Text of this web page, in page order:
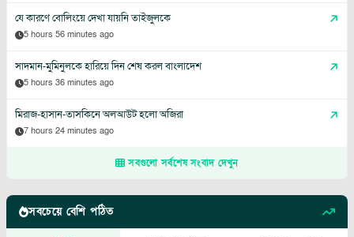
যে কারণে বোলিংয়ে দেখা যায়নি তাইজুলকে
5 hours 56 minutes ago
সাদমান-মুমিনুলকে হারিয়ে দিন শেষ করল বাংলাদেশ
5 hours 36 minutes ago
মিরাজ-হাসান-তাসকিনে অলআউট হলো অজিরা
7 hours 24 minutes ago
সবগুলো সর্বশেষ সংবাদ দেখুন
সবচেয়ে বেশি পঠিত